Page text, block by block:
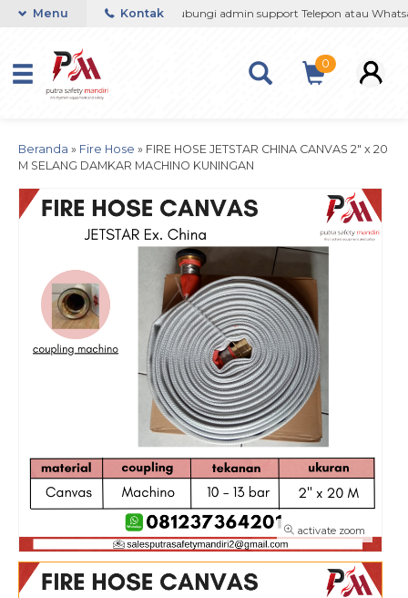
/ 081290691054 Hubungi admin support Telepon atau
Menu Kontak
0
Beranda » Fire Hose » FIRE HOSE JETSTAR CHINA CANVAS 2″ x 20
M SELANG DAMKAR MACHINO KUNINGAN
activate zoom